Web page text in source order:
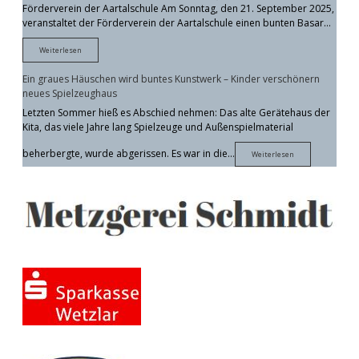
Förderverein der Aartalschule Am Sonntag, den 21. September 2025,
veranstaltet der Förderverein der Aartalschule einen bunten Basar…
Weiterlesen
Basar
Fördervereins
der
Aartalschule
Ein graues Häuschen wird buntes Kunstwerk – Kinder verschönern
neues Spielzeughaus
Letzten Sommer hieß es Abschied nehmen: Das alte Gerätehaus der
Kita, das viele Jahre lang Spielzeuge und Außenspielmaterial
beherbergte, wurde abgerissen. Es war in die…
Weiterlesen
graues
Kunstwerk
–
Kinder